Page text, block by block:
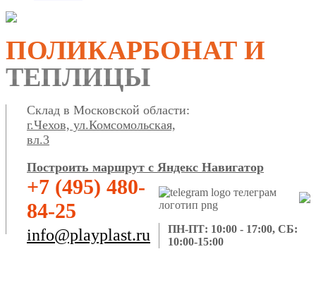
ПОЛИКАРБОНАТ И
ТЕПЛИЦЫ
Склад в Московской области:
г.Чехов, ул.Комсомольская,
вл.3
Построить маршрут с Яндекс Навигатор
+7 (495) 480-
84-25
info@playplast.ru
ПН-ПТ: 10:00 - 17:00, СБ:
10:00-15:00